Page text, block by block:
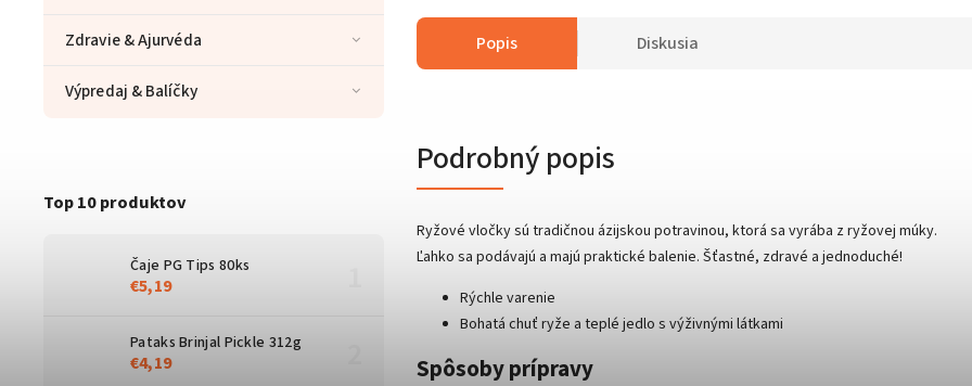
Zdravie & Ajurvéda
Výpredaj & Balíčky
Top 10 produktov
Čaje PG Tips 80ks
€5,19
Pataks Brinjal Pickle 312g
€4,19
Popis Diskusia
Podrobný popis
Ryžové vločky sú tradičnou ázijskou potravinou, ktorá sa vyrába z ryžovej múky.
Ľahko sa podávajú a majú praktické balenie. Šťastné, zdravé a jednoduché!
Rýchle varenie
Bohatá chuť ryže a teplé jedlo s výživnými látkami
Spôsoby prípravy